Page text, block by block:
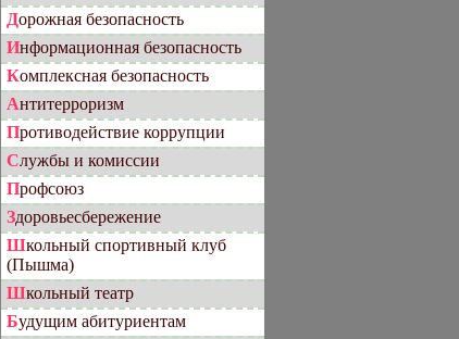
Дорожная безопасность
Информационная безопасность
Комплексная безопасность
Антитерроризм
Противодействие коррупции
Службы и комиссии
Профсоюз
Здоровьесбережение
Школьный спортивный клуб
(Пышма)
Школьный театр
Будущим абитуриентам